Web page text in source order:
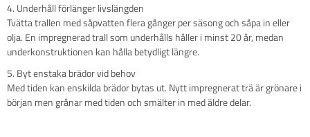
4. Underhåll förlänger livslängden
Tvätta trallen med såpvatten flera gånger per säsong och såpa in eller
olja. En impregnerad trall som underhålls håller i minst 20 år, medan
underkonstruktionen kan hålla betydligt längre.
5. Byt enstaka brädor vid behov
Med tiden kan enskilda brädor bytas ut. Nytt impregnerat trä är grönare i
början men grånar med tiden och smälter in med äldre delar.